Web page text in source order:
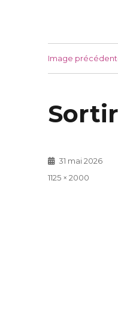
Image
Publié
31 mai 2026
Taille
1125 × 2000